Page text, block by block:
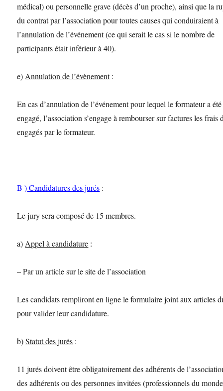
médical) ou personnelle grave (décès d’un proche), ainsi que la
du contrat par l’association pour toutes causes qui conduiraient à
l’annulation de l’événement (ce qui serait le cas si le nombre de
participants était inférieur à 40).
e) Annulation de l’évènement:
En cas d’annulation de l’événement pour lequel le formateur a été
engagé, l’association s’engage à rembourser sur factures les frais
engagés par le formateur.
B )Candidatures des jurés :
Le jury sera composé de 15 membres.
a) Appel à candidature :
– Par un article sur le site de l’association
Les candidats rempliront en ligne le formulaire joint aux articles
pour valider leur candidature.
b)Statut des jurés :
11 jurés doivent être obligatoirement des adhérents de
des adhérents ou des personnes invitées (professionnels du monde